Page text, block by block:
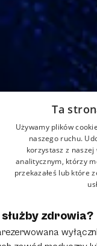
Strefowa 22, 43-109
Home
O nas
Partnerzy
© 2025 Grupa Anmar.
Polityka Prywatności
zdrowia?
Ta
Używamy plików
naszego ruchu.
korzystasz z
analitycznym, którzy
przekazałeś lub które